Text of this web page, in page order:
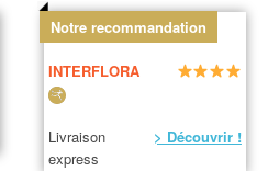
Notre recommandation
INTERFLORA
Livraison
express
> Découvrir !